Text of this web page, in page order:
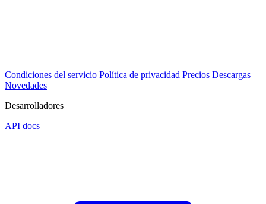
Condiciones del servicio Política de privacidad Precios Descargas
Novedades
Desarrolladores
API docs